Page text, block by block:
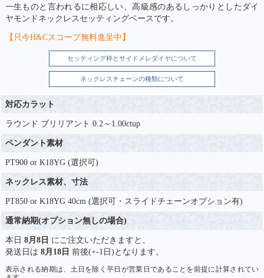
一生ものと言われるに相応しい、高級感のあるしっかりとしたダイ
ヤモンドネックレスセッティングベースです。
【只今H&Cスコープ無料進呈中】
セッティング枠とサイドメレダイヤについて
ネックレスチェーンの種類について
対応カラット
ラウンド ブリリアント 0.2～1.00ctup
ペンダント素材
PT900 or K18YG (選択可)
ネックレス素材、寸法
PT850 or K18YG 40cm (選択可・スライドチェーンオプション有)
通常納期(オプション無しの場合)
本日 8月8日 にご注文いただきますと、
発送日は 8月18日 前後(+-1日)となります。
表示される納期は、土日を除く平日が営業日であることを前提に計算されてい